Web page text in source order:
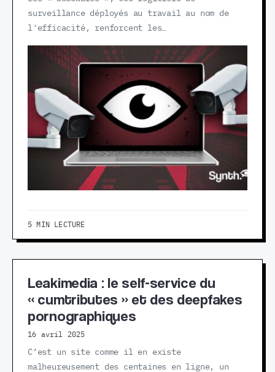
surveillance déployés au travail au nom de
l'efficacité, renforcent les…
5 MIN LECTURE
Leakimedia : le self-service du
« cumtributes » et des deepfakes
pornographiques
16 avril 2025
C’est un site comme il en existe
malheureusement des centaines en ligne, un